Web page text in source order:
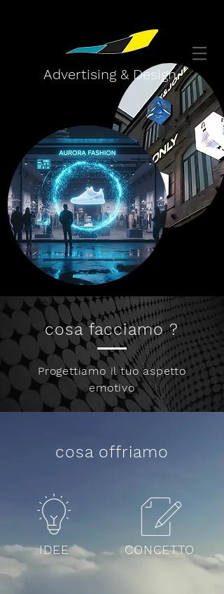
Advertising & Design
cosa facciamo ?
Progettiamo il tuo aspetto
emotivo
cosa offriamo
IDEE CONCETTO